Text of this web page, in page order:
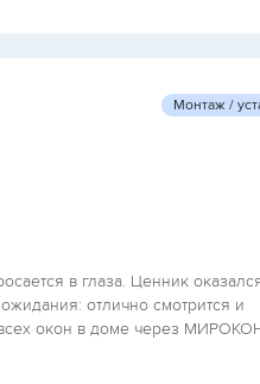
Монтаж /
в глаза. Ценник
отлично смотрится и
всех окон в доме через